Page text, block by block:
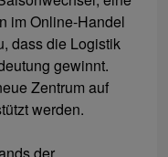
im Online-Handel
dass die Logistik
gewinnt.
Zentrum auf
werden.